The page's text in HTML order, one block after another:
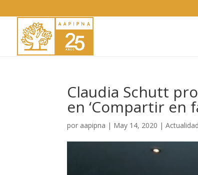
Claudia Schutt
en ‘Compartir en
por aapipna | May 14, 2020 |Actualidad